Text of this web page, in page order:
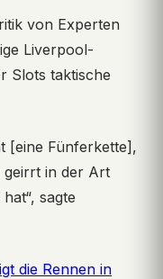
von Experten
Liverpool-
Slots taktische
[eine Fünferkette],
geirrt in der Art
sagte
die Rennen in